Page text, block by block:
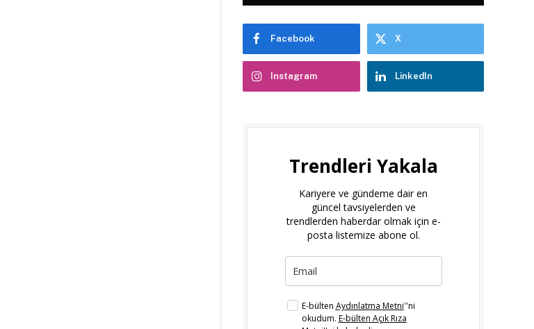
Facebook X
Instagram LinkedIn
Trendleri Yakala
Kariyere ve gündeme dair en
güncel tavsiyelerden ve
trendlerden haberdar olmak için e-
posta listemize abone ol.
E-bülten Aydınlatma Metni''ni
okudum. E-bülten Açık Rıza